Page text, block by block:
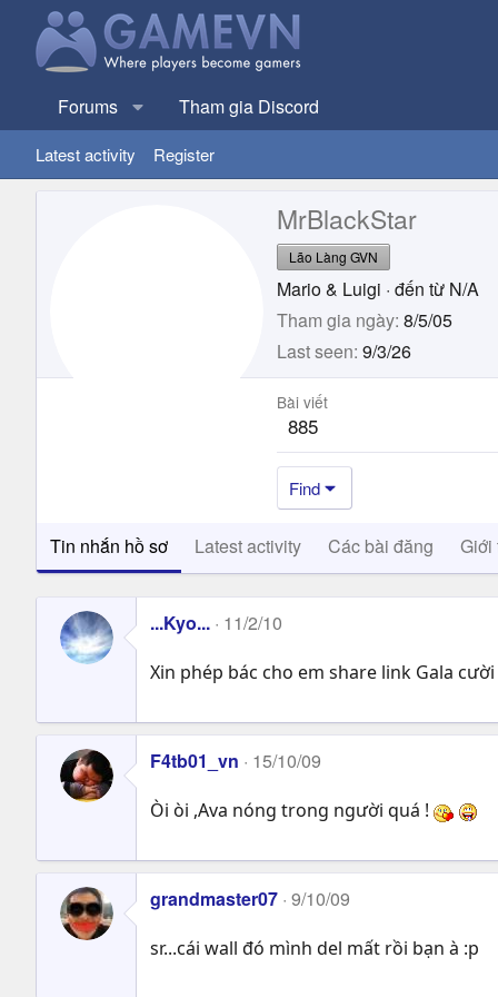
Forums Tham gia Discord
Latest activity Register
MrBlackStar
Lão Làng GVN
Mario & Luigi · đến từ N/A
Tham gia ngày 8/5/05
Last seen 9/3/26
Bài viết
885
Find
Tin nhắn hồ sơ Latest activity Các bài đăng Giới
...Kyo... 11/2/10
Xin phép bác cho em share link Gala
F4tb01_vn 15/10/09
Òi òi ,Ava nóng trong người quá !
grandmaster07 9/10/09
sr...cái wall đó mình del mất rồi bạn à :p